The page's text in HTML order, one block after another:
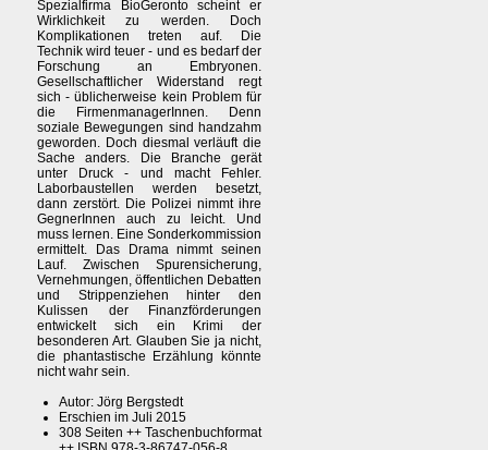
Spezialfirma BioGeronto scheint er
Wirklichkeit zu werden. Doch
Komplikationen treten auf. Die
Technik wird teuer - und es bedarf der
Forschung an Embryonen.
Gesellschaftlicher Widerstand regt
sich - üblicherweise kein Problem für
die FirmenmanagerInnen. Denn
soziale Bewegungen sind handzahm
geworden. Doch diesmal verläuft die
Sache anders. Die Branche gerät
unter Druck - und macht Fehler.
Laborbaustellen werden besetzt,
dann zerstört. Die Polizei nimmt ihre
GegnerInnen auch zu leicht. Und
muss lernen. Eine Sonderkommission
ermittelt. Das Drama nimmt seinen
Lauf. Zwischen Spurensicherung,
Vernehmungen, öffentlichen Debatten
und Strippenziehen hinter den
Kulissen der Finanzförderungen
entwickelt sich ein Krimi der
besonderen Art. Glauben Sie ja nicht,
die phantastische Erzählung könnte
nicht wahr sein.
Autor: Jörg Bergstedt
Erschien im Juli 2015
308 Seiten ++ Taschenbuchformat